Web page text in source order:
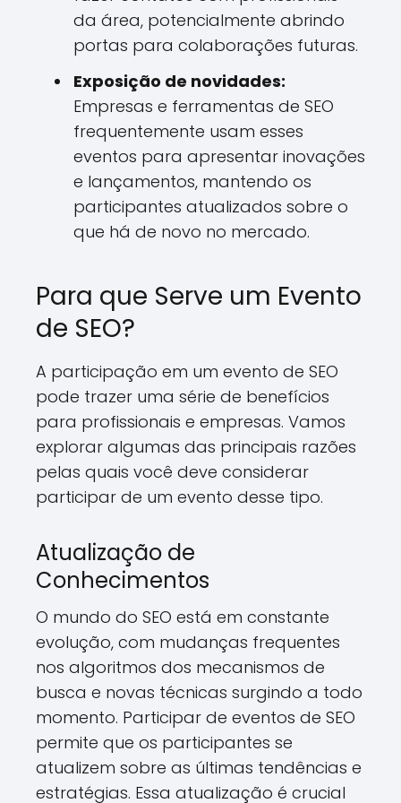
da área, potencialmente abrindo
portas para colaborações futuras.
Exposição de novidades:
Empresas e ferramentas de SEO
frequentemente usam esses
eventos para apresentar inovações
e lançamentos, mantendo os
participantes atualizados sobre o
que há de novo no mercado.
Para que Serve um Evento
de SEO?
A participação em um evento de SEO
pode trazer uma série de benefícios
para profissionais e empresas. Vamos
explorar algumas das principais razões
pelas quais você deve considerar
participar de um evento desse tipo.
Atualização de
Conhecimentos
O mundo do SEO está em constante
evolução, com mudanças frequentes
nos algoritmos dos mecanismos de
busca e novas técnicas surgindo a todo
momento. Participar de eventos de SEO
permite que os participantes se
atualizem sobre as últimas tendências e
estratégias. Essa atualização é crucial